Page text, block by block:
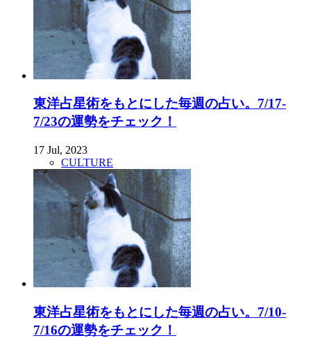
東洋占星術をもとにした毎週の占い。7/17-
7/23の運勢をチェック！
17 Jul, 2023
CULTURE
東洋占星術をもとにした毎週の占い。7/10-
7/16の運勢をチェック！